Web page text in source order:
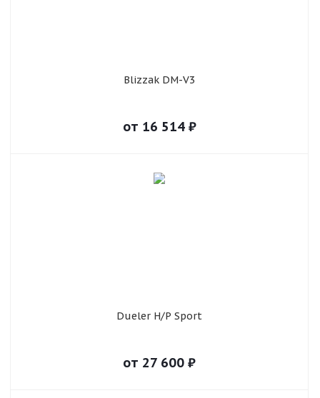
Blizzak DM-V3
от 16 514₽
Dueler H/P Sport
от 27 600 ₽